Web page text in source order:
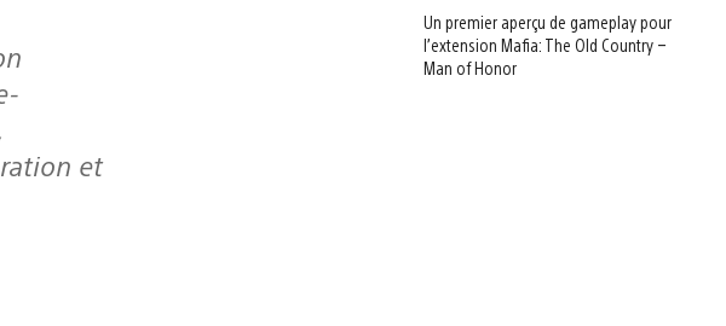
et
Un premier aperçu de gameplay pour
l’extension Mafia: The Old Country –
Man of Honor